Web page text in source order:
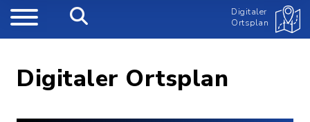
Digitaler
Ortsplan
Digitaler Ortsplan